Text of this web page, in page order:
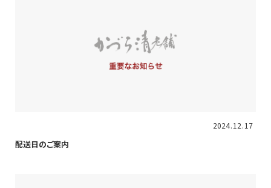
2024 12 17
配送日のご案内